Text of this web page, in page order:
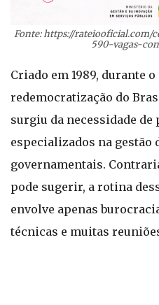
Fonte: https://
590-vagas-
Criado em 1989, durante
redemocratização do
surgiu da necessidade
especializados na gestão
governamentais.
pode sugerir, a rotina
envolve apenas
técnicas e muitas